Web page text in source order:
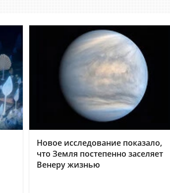
Новое исследование показало,
что Земля постепенно заселяет
Венеру жизнью